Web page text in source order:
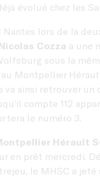
évolué chez les
Nantes lors de la
Cozza a une
sous la
au Montpellier
va ainsi retrouver un
compte 112
le numéro 3.
Hérault
en prêt mercredi.
le MHSC a jeté